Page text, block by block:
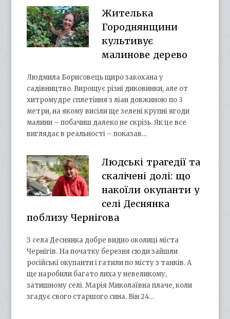
Жителька
Городнянщини
культивує
малинове дерево
Людмила Борисовець щиро закохана у
садівництво. Вирощує різні диковинки, але от
хитромудре сплетіння з ліан довжиною по 3
метри, на якому висіли ще зелені крупні ягоди
малини – побачиш далеко не скрізь. Як це все
виглядає в реальності – показав…
Людські трагедії та
скалічені долі: що
накоїли окупанти у
селі Деснянка
поблизу Чернігова
З села Деснянка добре видно околиці міста
Чернігів. На початку березня сюди зайшли
російські окупанти і гатили по місту з танків. А
ще наробили багато лиха у невеликому,
затишному селі. Марія Миколаївна плаче, коли
згадує свого старшого сина. Він 24…